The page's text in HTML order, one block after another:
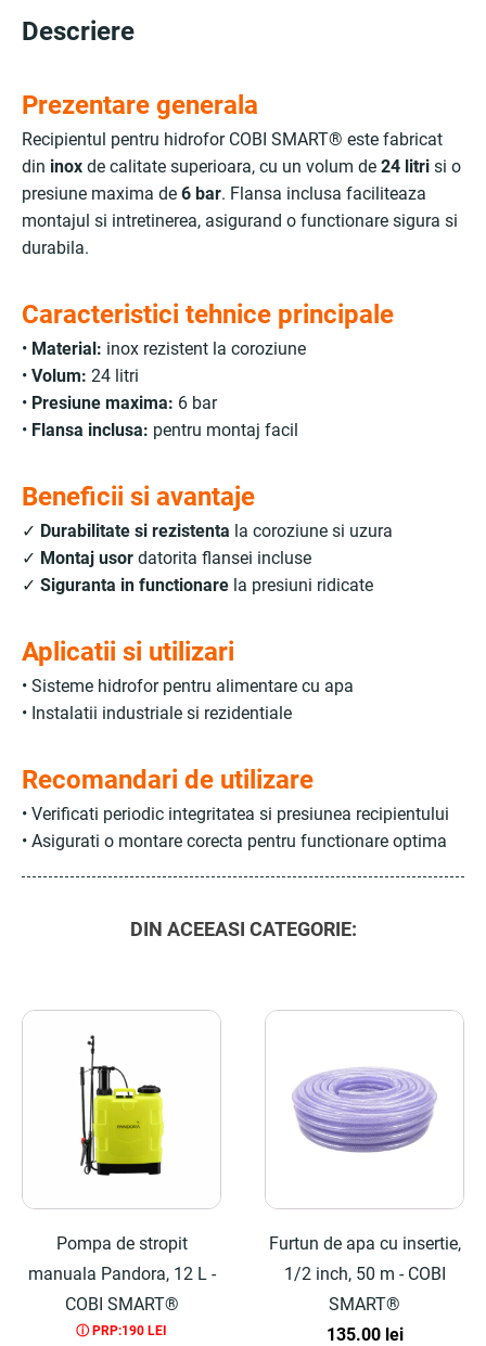
Descriere
Prezentare generala
Recipientul pentru hidrofor COBI SMART® este fabricat
din inox de calitate superioara, cu un volum de 24 litri si o
presiune maxima de 6 bar. Flansa inclusa faciliteaza
montajul si intretinerea, asigurand o functionare sigura si
durabila.
Caracteristici tehnice principale
• Material: inox rezistent la coroziune
• Volum: 24 litri
• Presiune maxima: 6 bar
• Flansa inclusa: pentru montaj facil
Beneficii si avantaje
✓ Durabilitate si rezistenta la coroziune si uzura
✓ Montaj usor datorita flansei incluse
✓ Siguranta in functionare la presiuni ridicate
Aplicatii si utilizari
• Sisteme hidrofor pentru alimentare cu apa
• Instalatii industriale si rezidentiale
Recomandari de utilizare
• Verificati periodic integritatea si presiunea recipientului
• Asigurati o montare corecta pentru functionare optima
DIN ACEEASI CATEGORIE:
Pompa de stropit
manuala Pandora, 12 L -
COBI SMART®
ⓘ PRP:190 LEI
Furtun de apa cu insertie,
1/2 inch, 50 m - COBI
SMART®
135.00 lei